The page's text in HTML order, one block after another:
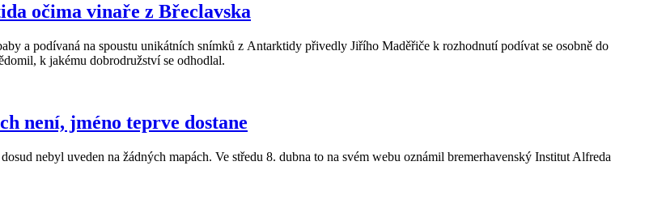
očima vinaře z Břeclavska
a podívaná na spoustu unikátních snímků z Antarktidy přivedly Jiřího Maděřiče k rozhodnutí podívat se osobně do
k jakému dobrodružství se odhodlal.
není, jméno teprve dostane
nebyl uveden na žádných mapách. Ve středu 8. dubna to na svém webu oznámil bremerhavenský Institut Alfreda